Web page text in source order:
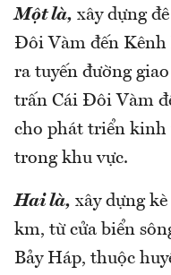
Một là, xây dựng
Đôi Vàm đến Kênh
ra tuyến đường
trấn Cái Đôi Vàm
cho phát triển kinh
trong khu vực.
Hai là, xây dựng
km, từ cửa biển
Bảy Háp, thuộc